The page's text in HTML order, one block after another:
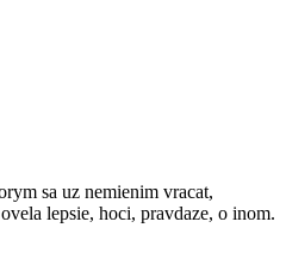
sa uz nemienim vracat,
lepsie, hoci, pravdaze, o inom.